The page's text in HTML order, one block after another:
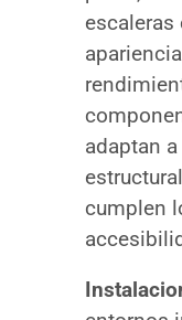
escaleras
adaptan
cumplen